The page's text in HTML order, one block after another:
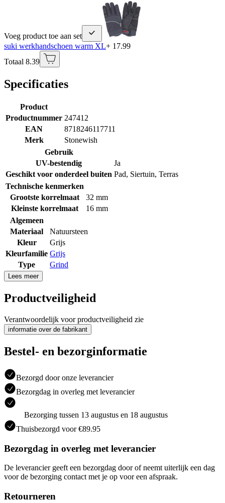
Voeg product toe aan set
suki werkhandschoen warm XL+ 17.99
Totaal 8.39
Specificaties
Product
Productnummer 247412
EAN
8718246117711
Merk
Stonewish
Gebruik
UV-bestendig
Ja
Geschikt voor onderdeel buiten Pad, Siertuin, Terras
Technische kenmerken
Grootste korrelmaat
32 mm
Kleinste korrelmaat
16 mm
Algemeen
Materiaal
Natuursteen
Kleur
Grijs
Kleurfamilie Grijs
Type
Grind
Lees meer
Productveiligheid
Verantwoordelijk voor productveiligheid zie
informatie over de fabrikant
Bestel- en bezorginformatie
Bezorgd door onze leverancier
Bezorgdag in overleg met leverancier
Bezorging tussen 13 augustus en 18 augustus
Thuisbezorgd voor €89.95
Bezorgdag in overleg met leverancier
De leverancier geeft een bezorgdag door of neemt uiterlijk een dag
voor de bezorging contact met je op voor een afspraak.
Retourneren